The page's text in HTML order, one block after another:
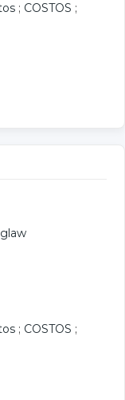
; COSTOS ;
; COSTOS ;